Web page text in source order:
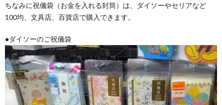
ちなみに祝儀袋（お金を入れる封筒）は、ダイソーやセリアなど
100均、文具店、百貨店で購入できます。
●ダイソーのご祝儀袋